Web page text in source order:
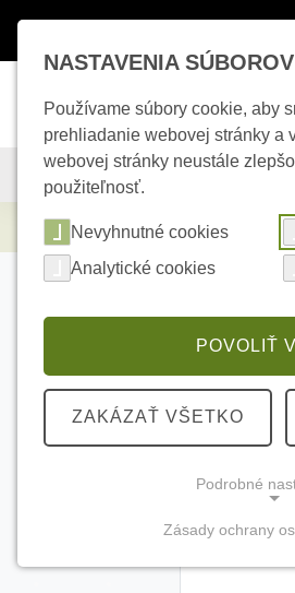
KAMEROVÉ SYSTÉMY
Zabezpečovacie
NASTAVENIA
Používame súbory cookie, aby
prehliadanie webovej stránky a
webovej stránky neustále
použiteľnosť.
Nevyhnutné cookies
Analytické cookies
POVOLIŤ
ZAKÁZAŤ VŠETKO
Podrobné
Zásady ochrany